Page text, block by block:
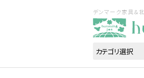
デンマーク家具＆